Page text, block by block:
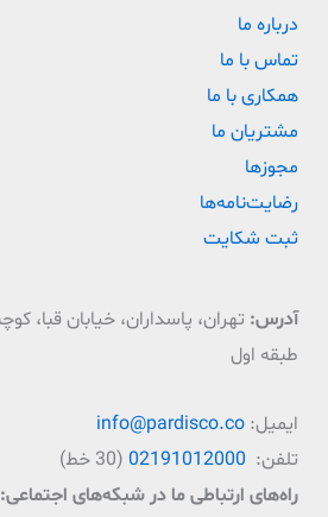
درباره ما
تماس با ما
همکاری با ما
مشتریان ما
مجوزها
رضایت‌نامه‌ها
ثبت شکایت
آدرس:
طبقه اول
ایمیل: info@pardisco.co
تلفن: 02191012000 (30 خط)
راه‌‌های ارتباطی ما در شبکه‌های اجتماعی: